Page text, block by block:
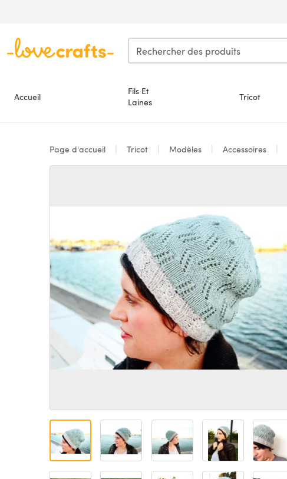
Accueil
Fils Et
Laines
Tricot
Page d'accueil Tricot Modèles Accessoires